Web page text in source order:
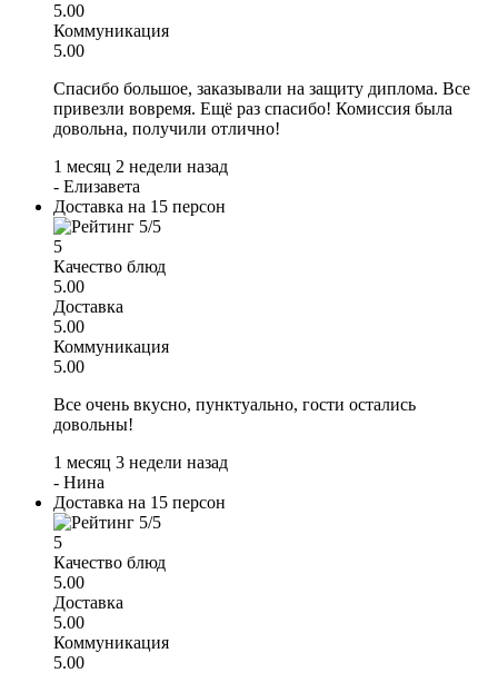
5.00
Коммуникация
5.00
Спасибо большое, заказывали на защиту диплома. Все
привезли вовремя. Ещё раз спасибо! Комиссия была
довольна, получили отлично!
1 месяц 2 недели назад
- Елизавета
Доставка на 15 персон
5
Качество блюд
5.00
Доставка
5.00
Коммуникация
5.00
Все очень вкусно, пунктуально, гости остались
довольны!
1 месяц 3 недели назад
- Нина
Доставка на 15 персон
5
Качество блюд
5.00
Доставка
5.00
Коммуникация
5.00